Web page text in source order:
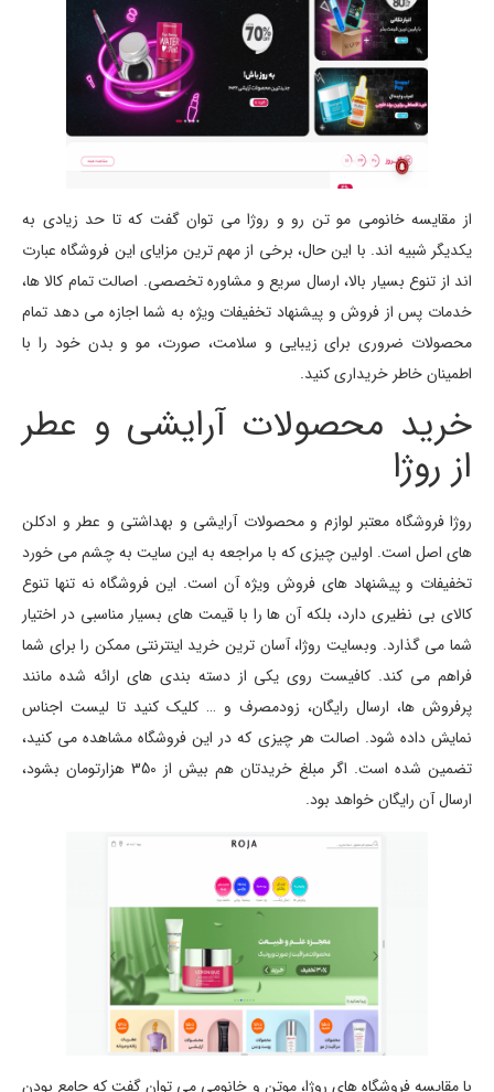
از مقایسه خانومی مو تن رو و روژا می توان گفت که تا حد زیادی به
یکدیگر شبیه اند. با این حال، برخی از مهم ترین مزایای این فروشگاه عبارت
اند از تنوع بسیار بالا، ارسال سریع و مشاوره تخصصی. اصالت تمام کالا ها،
خدمات پس از فروش و پیشنهاد تخفیفات ویژه به شما اجازه می دهد تمام
محصولات ضروری برای زیبایی و سلامت، صورت، مو و بدن خود را با
اطمینان خاطر خریداری کنید.
خرید محصولات آرایشی و عطر
از روژا
روژا فروشگاه معتبر لوازم و محصولات آرایشی و بهداشتی و عطر و ادکلن
های اصل است. اولین چیزی که با مراجعه به این سایت به چشم می خورد
تخفیفات و پیشنهاد های فروش ویژه آن است. این فروشگاه نه تنها تنوع
کالای بی نظیری دارد، بلکه آن ها را با قیمت های بسیار مناسبی در اختیار
شما می گذارد. وبسایت روژا، آسان ترین خرید اینترنتی ممکن را برای شما
فراهم می کند. کافیست روی یکی از دسته بندی های ارائه شده مانند
پرفروش ها، ارسال رایگان، زودمصرف و … کلیک کنید تا لیست اجناس
نمایش داده شود. اصالت هر چیزی که در این فروشگاه مشاهده می کنید،
تضمین شده است. اگر مبلغ خریدتان هم بیش از 350 هزارتومان بشود،
ارسال آن رایگان خواهد بود.
با مقایسه فروشگاه های روژا، موتن و خانومی می توان گفت که جامع بودن